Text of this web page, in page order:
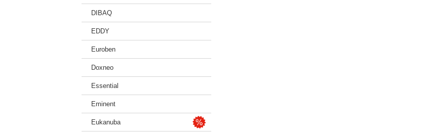
DIBAQ
EDDY
Euroben
Doxneo
Essential
Eminent
Eukanuba